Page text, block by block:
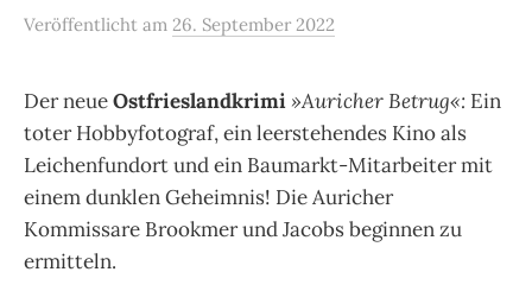
Veröffentlicht am 26. September 2022
Der neueOstfrieslandkrimi»Auricher Betrug«: Ein
toter Hobbyfotograf, ein leerstehendes Kino als
Leichenfundort und ein Baumarkt-Mitarbeiter mit
einem dunklen Geheimnis! Die Auricher
Kommissare Brookmer und Jacobs beginnen zu
ermitteln.